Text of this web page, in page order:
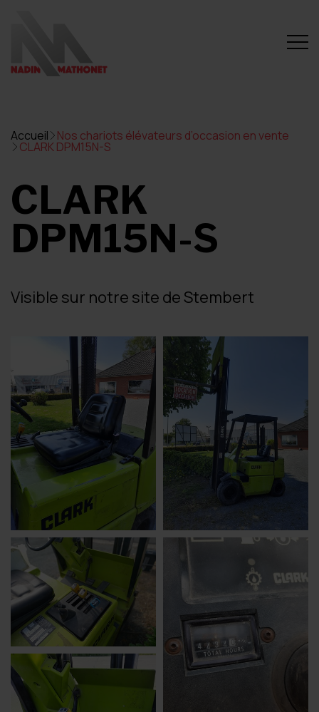
Accueil Nos chariots élévateurs d’occasion en vente
CLARK DPM15N-S
CLARK
DPM15N-S
Visible sur notre site de Stembert